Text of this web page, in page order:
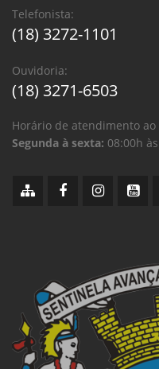
Telefonista:
(18) 3272-1101
Ouvidoria:
(18) 3271-6503
Horário de atendimento
Segunda à sexta: 08:00h